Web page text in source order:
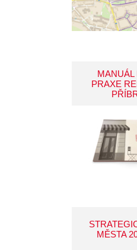
MANUÁL
PRAXE
MĚSTA